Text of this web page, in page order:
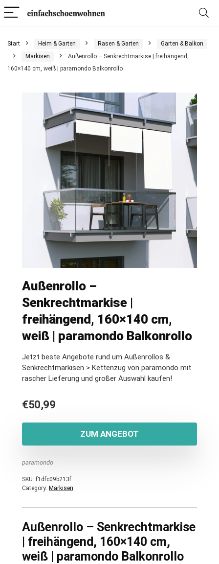
Start Heim & Garten Rasen & Garten
Garten & Balkon
Markisen
Außenrollo – Senkrechtmarkise | freihängend,
160×140 cm, weiß | paramondo Balkonrollo
Außenrollo –
Senkrechtmarkise |
freihängend, 160×140 cm,
weiß | paramondo Balkonrollo
Jetzt beste Angebote rund um Außenrollos &
Senkrechtmarkisen > Kettenzug von paramondo mit
rascher Lieferung und großer Auswahl kaufen!
€50,99
ZUM ANGEBOT
paramondo
SKU:f1dfc09b213f
Category: Markisen
Außenrollo – Senkrechtmarkise
| freihängend, 160×140 cm,
weiß | paramondo Balkonrollo